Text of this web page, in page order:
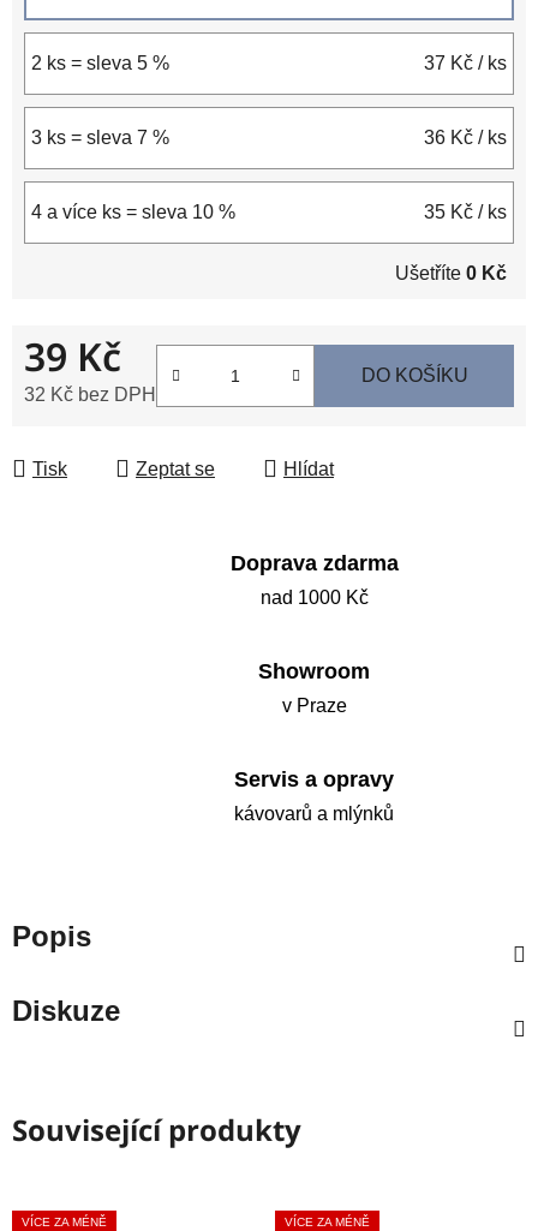
2 ks = sleva 5 % 37 Kč / ks
3 ks = sleva 7 % 36 Kč / ks
4 a více ks = sleva 10 % 35 Kč / ks
Ušetříte 0 Kč
39 Kč
32 Kč bez DPH
DO KOŠÍKU
Tisk Zeptat se Hlídat
Doprava zdarma
nad 1000 Kč
Showroom
v Praze
Servis a opravy
kávovarů a mlýnků
Popis
Diskuze
Související produkty
VÍCE ZA MÉNĚ VÍCE ZA MÉNĚ